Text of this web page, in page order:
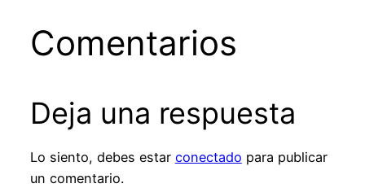
Comentarios
Deja una respuesta
Lo siento, debes estar conectado para publicar
un comentario.